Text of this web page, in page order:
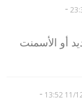
-
أو الأسمنت
11/12/
-